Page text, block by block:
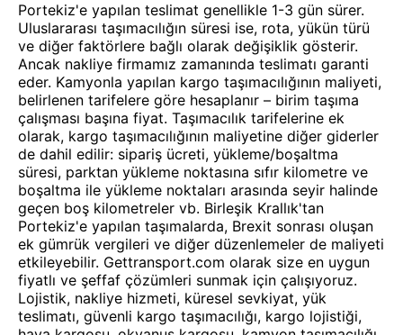
Portekiz'e yapılan teslimat genellikle 1-3 gün sürer.
Uluslararası taşımacılığın süresi ise, rota, yükün türü
ve diğer faktörlere bağlı olarak değişiklik gösterir.
Ancak nakliye firmamız zamanında teslimatı garanti
eder. Kamyonla yapılan kargo taşımacılığının maliyeti,
belirlenen tarifelere göre hesaplanır – birim taşıma
çalışması başına fiyat. Taşımacılık tarifelerine ek
olarak, kargo taşımacılığının maliyetine diğer giderler
de dahil edilir: sipariş ücreti, yükleme/boşaltma
süresi, parktan yükleme noktasına sıfır kilometre ve
boşaltma ile yükleme noktaları arasında seyir halinde
geçen boş kilometreler vb. Birleşik Krallık'tan
Portekiz'e yapılan taşımalarda, Brexit sonrası oluşan
ek gümrük vergileri ve diğer düzenlemeler de maliyeti
etkileyebilir. Gettransport.com olarak size en uygun
fiyatlı ve şeffaf çözümleri sunmak için çalışıyoruz.
Lojistik, nakliye hizmeti, küresel sevkiyat, yük
teslimatı, güvenli kargo taşımacılığı, kargo lojistiği,